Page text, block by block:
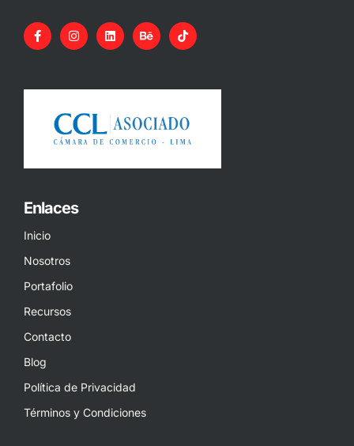
Enlaces
Inicio
Nosotros
Portafolio
Recursos
Contacto
Blog
Política de Privacidad
Términos y Condiciones